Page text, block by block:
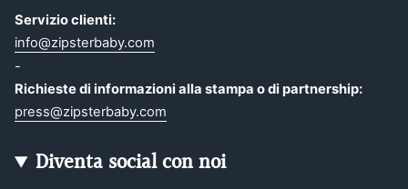
Servizio clienti:
info@zipsterbaby.com
-
Richieste di informazioni alla stampa o di partnership:
press@zipsterbaby.com
Diventa social con noi